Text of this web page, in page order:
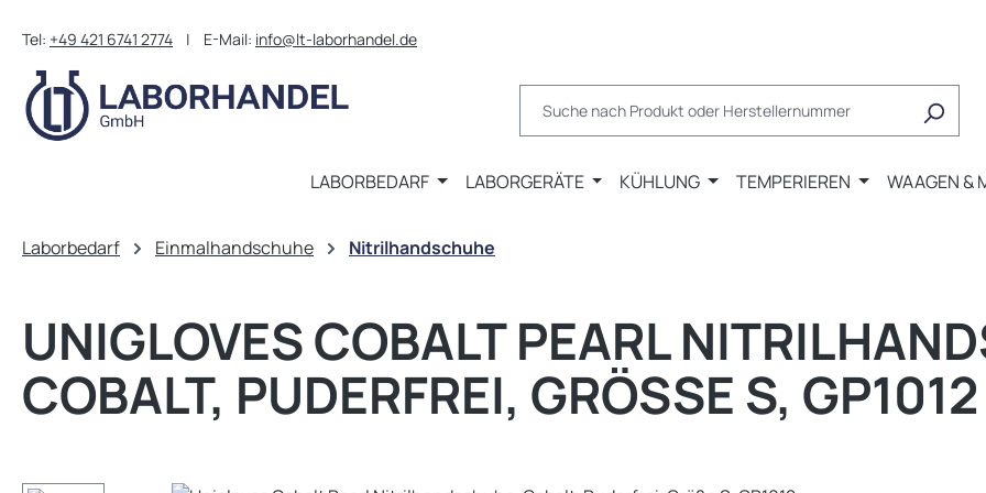
Tel: +49 421 6741 2774 | E-Mail: info@lt-laborhandel.de
LABORBEDARF LABORGERÄTE KÜHLUNG TEMPERIEREN WAAGEN &
Laborbedarf Einmalhandschuhe Nitrilhandschuhe
UNIGLOVES COBALT PEARL
COBALT, PUDERFREI, GRÖSSE S, GP1012